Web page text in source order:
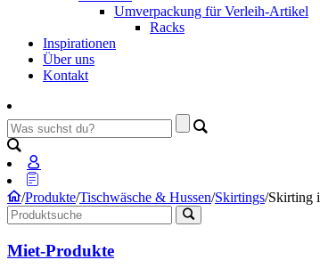
Umverpackung für Verleih-Artikel
Racks
Inspirationen
Über uns
Kontakt
/Produkte/Tischwäsche & Hussen/Skirtings/Skirting
Miet-Produkte